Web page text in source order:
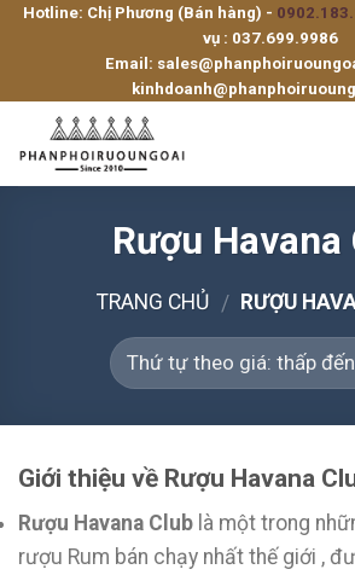
SkipHotline: Chị Phương (Bán hàng) -
vụ : 037.699.9986
Email:
Rượu Havana
TRANG CHỦ / RƯỢU
Giới thiệu về Rượu Havana
Rượu Havana Club là một trong
rượu Rum bán chạy nhất thế giới ,